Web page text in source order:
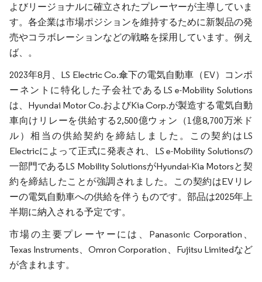
よびリージョナルに確立されたプレーヤーが主導していま
す。各企業は市場ポジションを維持するために新製品の発
売やコラボレーションなどの戦略を採用しています。例え
ば、。
2023年8月、LS Electric Co.傘下の電気自動車（EV）コンポ
ーネントに特化した子会社であるLS e-Mobility Solutions
は、Hyundai Motor Co.およびKia Corp.が製造する電気自動
車向けリレーを供給する2,500億ウォン（1億8,700万米ド
ル）相当の供給契約を締結しました。この契約はLS
Electricによって正式に発表され、LS e-Mobility Solutionsの
一部門であるLS Mobility SolutionsがHyundai-Kia Motorsと契
約を締結したことが強調されました。この契約はEVリレ
ーの電気自動車への供給を伴うものです。部品は2025年上
半期に納入される予定です。
市場の主要プレーヤーには、Panasonic Corporation、
Texas Instruments、Omron Corporation、Fujitsu Limitedなど
が含まれます。